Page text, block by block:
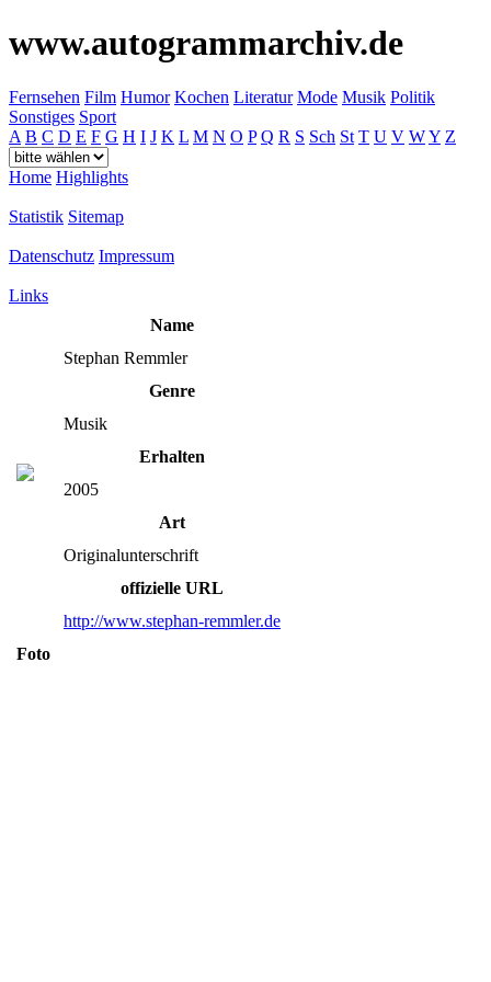
www.autogrammarchiv.de
Fernsehen Film Humor Kochen Literatur Mode Musik Politik
Sonstiges Sport
A B C D E F G H I J K L M N O P Q R S Sch St T U V WY Z
Home Highlights
Statistik Sitemap
Datenschutz Impressum
Links
Name
Stephan Remmler
Genre
Musik
Erhalten
2005
Art
Originalunterschrift
offizielle URL
http://www.stephan-remmler.de
Foto